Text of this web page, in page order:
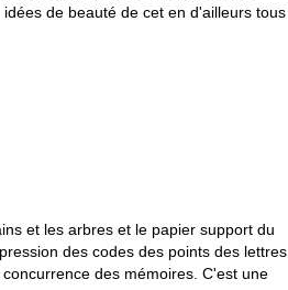
idées de beauté de cet en d'ailleurs tous
et les arbres et le papier support du
des codes des points des lettres
des mémoires. C'est une